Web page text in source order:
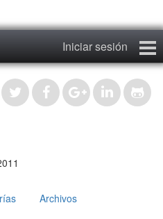
Iniciar sesión
Inicio
Blog 2011
Archivos